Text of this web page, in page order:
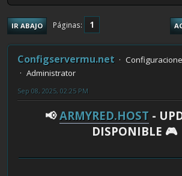
IR ABAJO Páginas 1
Configservermu.net
Administrator
Sep 08, 2025, 02:25 PM
📢ARMYRED.HOST-
DISPONIBLE 🎮